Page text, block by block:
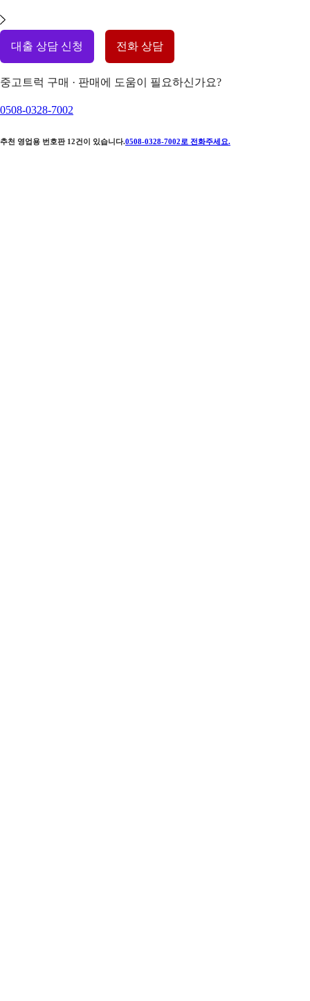
대출 상담 신청 전화 상담
중고트럭 구매 · 판매에 도움이 필요하신가요?
0508-0328-7002
추천 영업용 번호판 12건이 있습니다.0508-0328-7002 로 전화주세요.